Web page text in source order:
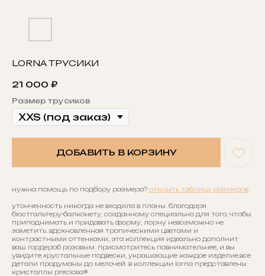
LORNA ТРУСИКИ
21 000 ₽
Размер трусиков
ДОБАВИТЬ В КОРЗИНУ
нужна помощь по подбору размера? открыть таблицу размеров
утонченность никогда не входила в планы. благодаря
бюстгальтеру-балконету, созданному специально для того, чтобы
приподнимать и придавать форму, лорну невозможно не
заметить. вдохновленная тропическими цветами и
контрастными оттенками, эта коллекция идеально дополнит
ваш гардероб розовым. присмотритесь повнимательнее, и вы
увидите хрустальные подвески, украшающие каждое изделие.все
детали продуманы до мелочей. в коллекции lorna представлены
кристаллы preciosa®